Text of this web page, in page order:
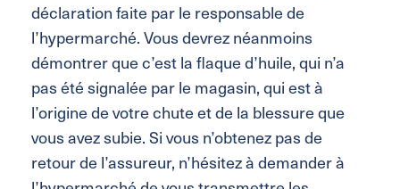
déclaration faite par le responsable de
l’hypermarché. Vous devrez néanmoins
démontrer que c’est la flaque d’huile, qui n’a
pas été signalée par le magasin, qui est à
l’origine de votre chute et de la blessure que
vous avez subie. Si vous n’obtenez pas de
retour de l’assureur, n’hésitez à demander à